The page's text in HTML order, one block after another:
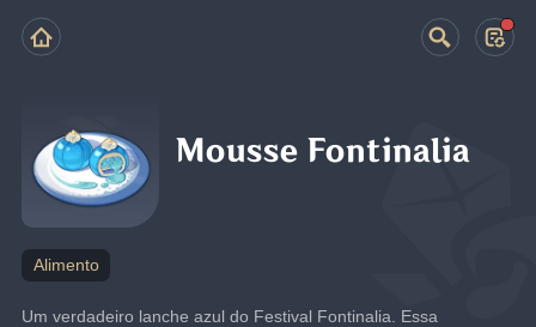
Mousse Fontinalia
Alimento
Um verdadeiro lanche azul do Festival Fontinalia. Essa